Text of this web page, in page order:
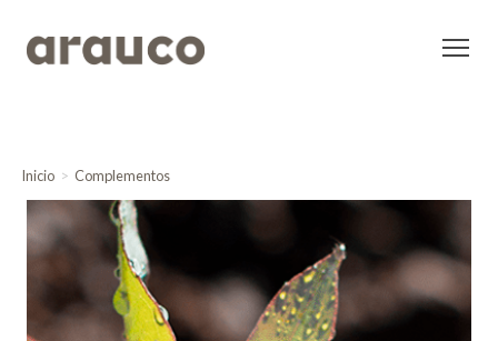
Inicio Complementos